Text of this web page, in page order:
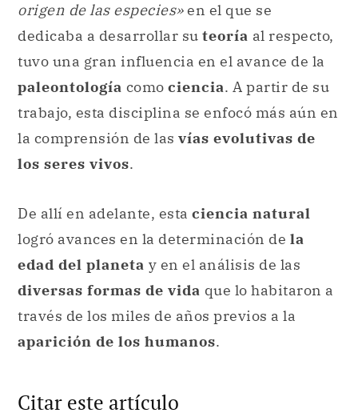
origen de las especies»en el que se
dedicaba a desarrollar su teoría al respecto,
tuvo una gran influencia en el avance de la
paleontología como ciencia. A partir de su
trabajo, esta disciplina se enfocó más aún en
la comprensión de las vías evolutivas de
los seres vivos.
De allí en adelante, esta ciencia natural
logró avances en la determinación de la
edad del planeta y en el análisis de las
diversas formas de vida que lo habitaron a
través de los miles de años previos a la
aparición de los humanos.
Citar este artículo